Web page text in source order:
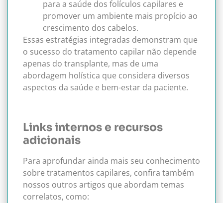
para a saúde dos folículos capilares e
promover um ambiente mais propício ao
crescimento dos cabelos.
Essas estratégias integradas demonstram que
o sucesso do tratamento capilar não depende
apenas do transplante, mas de uma
abordagem holística que considera diversos
aspectos da saúde e bem-estar da paciente.
Links internos e recursos
adicionais
Para aprofundar ainda mais seu conhecimento
sobre tratamentos capilares, confira também
nossos outros artigos que abordam temas
correlatos, como: